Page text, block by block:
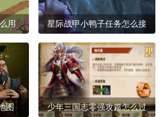
用 星际战甲小鸭子任务怎么接
图 少年三国志零强攻篇怎么过